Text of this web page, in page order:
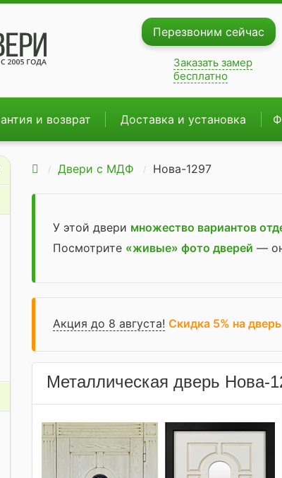
Перезвоним сейчас
Заказать замер
бесплатно
и возврат Доставка и установка
Двери с МДФ Нова-1297
У этой двери множество вариантов
Посмотрите «живые» фото дверей —
Акция до 8 августа! Скидка 5% на дверь
Металлическая дверь Нова-